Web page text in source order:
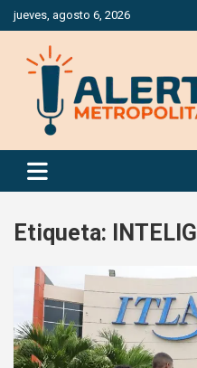
Saltar
al
contenido
jueves, agosto 6, 2026
Alerta
Etiqueta: